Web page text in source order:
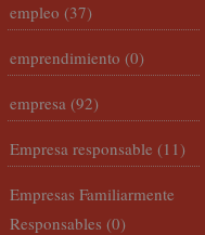
empleo (37)
emprendimiento (0)
empresa (92)
Empresa responsable (11)
Empresas Familiarmente
Responsables (0)